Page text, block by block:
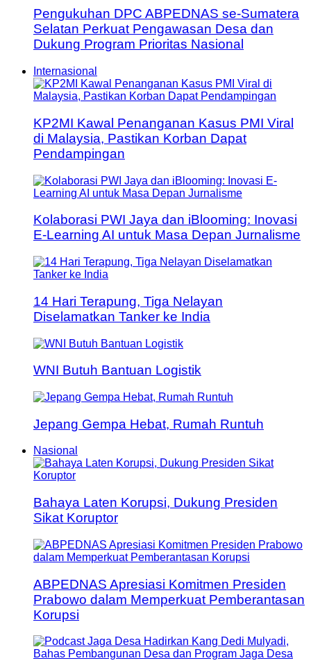
Pengukuhan DPC ABPEDNAS se-Sumatera
Selatan Perkuat Pengawasan Desa dan
Dukung Program Prioritas Nasional
Internasional
KP2MI Kawal Penanganan Kasus PMI Viral
di Malaysia, Pastikan Korban Dapat
Pendampingan
Kolaborasi PWI Jaya dan iBlooming: Inovasi
E-Learning AI untuk Masa Depan Jurnalisme
14 Hari Terapung, Tiga Nelayan
Diselamatkan Tanker ke India
WNI Butuh Bantuan Logistik
Jepang Gempa Hebat, Rumah Runtuh
Nasional
Bahaya Laten Korupsi, Dukung Presiden
Sikat Koruptor
ABPEDNAS Apresiasi Komitmen Presiden
Prabowo dalam Memperkuat Pemberantasan
Korupsi